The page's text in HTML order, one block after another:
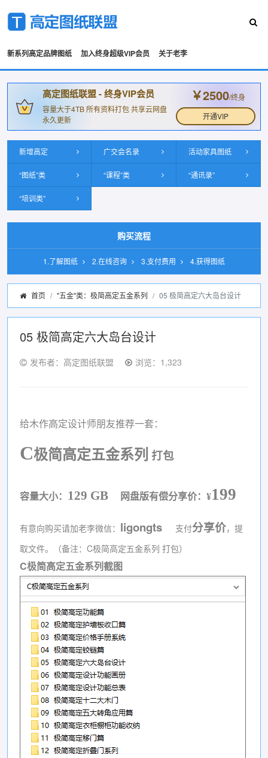
新系列高定品牌图纸 加入终身超级VIP会员 关于老李
高定图纸联盟 - 终身VIP会员
容量大于4TB 所有资料打包 共享云网盘
永久更新
￥2500/终身
开通VIP
新增高定 广交会名录 活动家具图纸
“图纸”类 “课程”类 “通讯录”
“培训类”
购买流程
1.了解图纸 2.在线咨询 3.支付费用 4.获得图纸
首页 "五金"类：极简高定五金系列 05 极简高定六大岛台设计
05 极简高定六大岛台设计
发布者：高定图纸联盟 浏览：1,323
给木作高定设计师朋友推荐一套：
C极简高定五金系列 打包
容量大小： 129 GB 网盘版有偿分享价： ¥199
有意向购买请加老李微信： ligongts 支付分享价，提
取文件。（备注：C极简高定五金系列 打包）
C极简高定五金系列截图